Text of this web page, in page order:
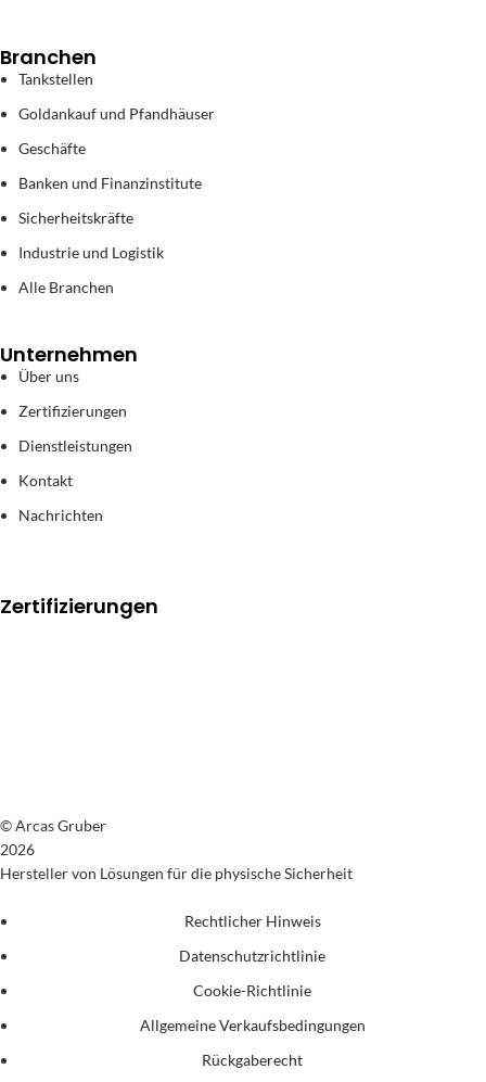
Branchen
Tankstellen
Goldankauf und Pfandhäuser
Geschäfte
Banken und Finanzinstitute
Sicherheitskräfte
Industrie und Logistik
Alle Branchen
Unternehmen
Über uns
Zertifizierungen
Dienstleistungen
Kontakt
Nachrichten
Zertifizierungen
© Arcas Gruber
2026
Hersteller von Lösungen für die physische Sicherheit
Rechtlicher Hinweis
Datenschutzrichtlinie
Cookie-Richtlinie
Allgemeine Verkaufsbedingungen
Rückgaberecht